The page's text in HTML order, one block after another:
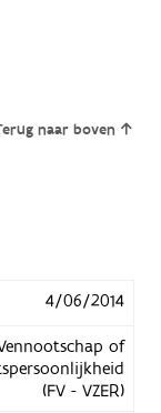
naar boven
4/06/2014
of
(FV - VZER)